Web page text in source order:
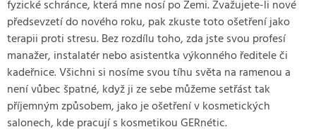
fyzické schránce, která mne nosí po Zemi. Zvažujete-li nové
předsevzetí do nového roku, pak zkuste toto ošetření jako
terapii proti stresu. Bez rozdílu toho, zda jste svou profesí
manažer, instalatér nebo asistentka výkonného ředitele či
kadeřnice. Všichni si nosíme svou tíhu světa na ramenou a
není vůbec špatné, když ji ze sebe můžeme setřást tak
příjemným způsobem, jako je ošetření v kosmetických
salonech, kde pracují s kosmetikou GERnétic.